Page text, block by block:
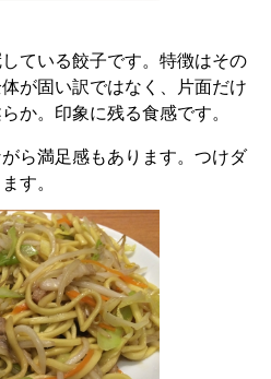
ている餃子です。特徴はその
が固い訳ではなく、片面だけ
か。印象に残る食感です。
ら満足感もあります。つけダ
す。